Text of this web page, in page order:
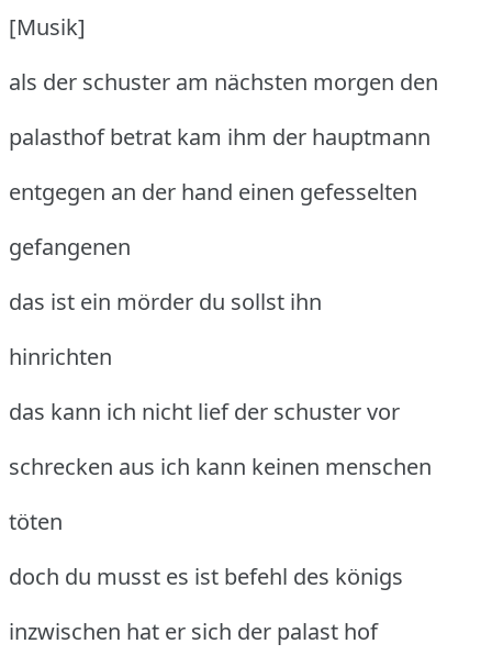
[Musik]
als der schuster am nächsten morgen den
palasthof betrat kam ihm der hauptmann
entgegen an der hand einen gefesselten
gefangenen
das ist ein mörder du sollst ihn
hinrichten
das kann ich nicht lief der schuster vor
schrecken aus ich kann keinen menschen
töten
doch du musst es ist befehl des königs
inzwischen hat er sich der palast hof